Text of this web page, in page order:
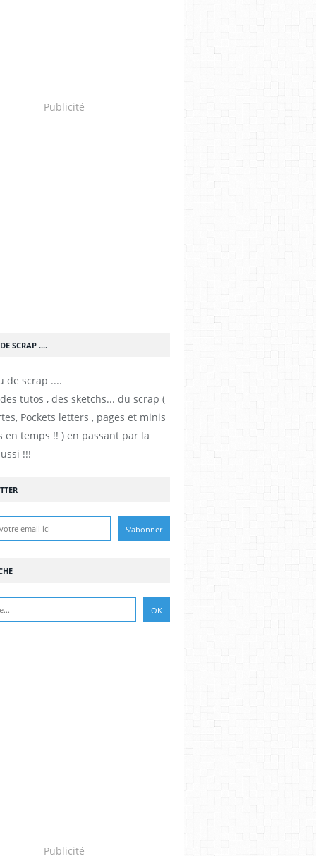
Publicité
SCRAP ....
tutos , des sketchs... du scrap (
Pockets letters , pages et minis
en temps !! ) en passant par la
!!!
Publicité